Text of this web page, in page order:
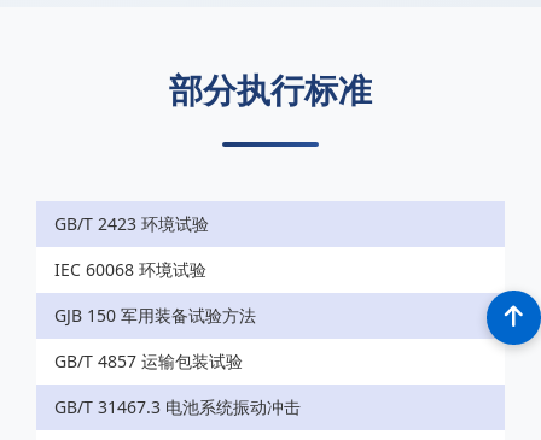
部分执行标准
GB/T 2423 环境试验
IEC 60068 环境试验
GJB 150 军用装备试验方法
GB/T 4857 运输包装试验
GB/T 31467.3 电池系统振动冲击